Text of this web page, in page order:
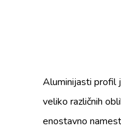
Aluminijasti profil
veliko različnih
enostavno